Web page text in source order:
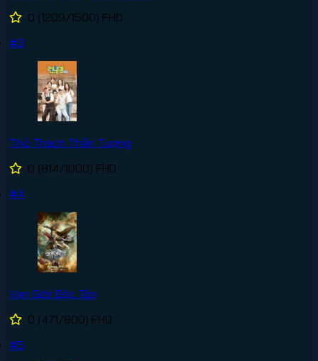
0 (1209/1500) FHD
#3
Thử Thách Thần Tượng
0 (814/1000) FHD
#4
Vạn Giới Độc Tôn
0 (471/800) FHD
#5